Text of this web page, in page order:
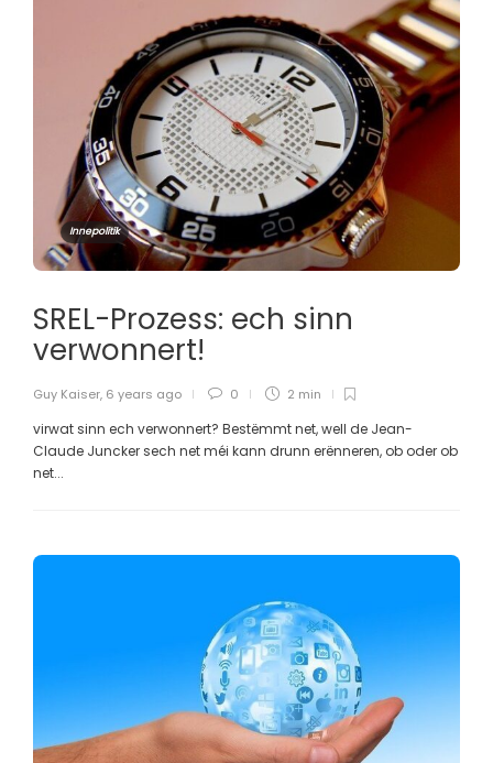
Innepolitik
SREL-Prozess: ech sinn
verwonnert!
Guy Kaiser, 6 years ago 0 2 min
virwat sinn ech verwonnert? Bestëmmt net, well de Jean-
Claude Juncker sech net méi kann drunn erënneren, ob oder ob
net...